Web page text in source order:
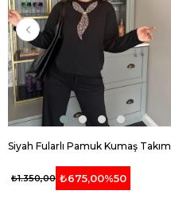
Siyah Fularlı Pamuk Kumaş Takım
₺675,00%50
₺1.350,00